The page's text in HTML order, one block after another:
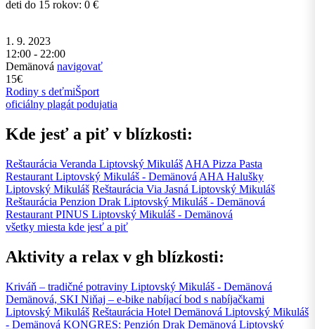
deti do 15 rokov: 0 €
1. 9. 2023
12:00 - 22:00
Demänová navigovať
15€
Rodiny s deťmiŠport
oficiálny plagát podujatia
Kde jesť a piť v blízkosti:
Reštaurácia Veranda Liptovský Mikuláš AHA Pizza Pasta
Restaurant Liptovský Mikuláš - Demänová AHA Halušky
Liptovský Mikuláš Reštaurácia Via Jasná Liptovský Mikuláš
Reštaurácia Penzion Drak Liptovský Mikuláš - Demänová
Restaurant PINUS Liptovský Mikuláš - Demänová
všetky miesta kde jesť a piť
Aktivity a relax v gh blízkosti:
Kriváň – tradičné potraviny Liptovský Mikuláš - Demänová
Demänová, SKI Niňaj – e-bike nabíjací bod s nabíjačkami
Liptovský Mikuláš Reštaurácia Hotel Demänová Liptovský Mikuláš
- Demänová KONGRES: Penzión Drak Demänová Liptovský